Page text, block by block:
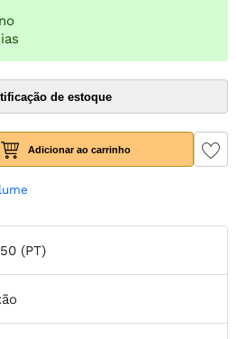
de estoque
Adicionar ao carrinho
(PT)